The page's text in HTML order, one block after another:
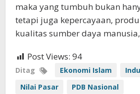
maka yang tumbuh bukan
tetapi juga kepercayaan,
kualitas sumber daya
Post Views: 94
Ditag Ekonomi Islam
Nilai Pasar
PDB Nasional